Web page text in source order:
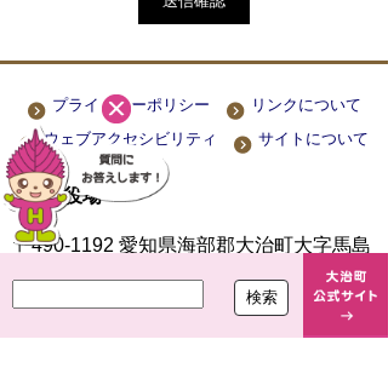
プライバシーポリシー
リンクについて
ウェブアクセシビリティ
サイトについて
大治町役場
〒490-1192 愛知県海部郡大治町大字馬島
(代) FAX
開庁時間 平日 午前8時30分～午後5時15分